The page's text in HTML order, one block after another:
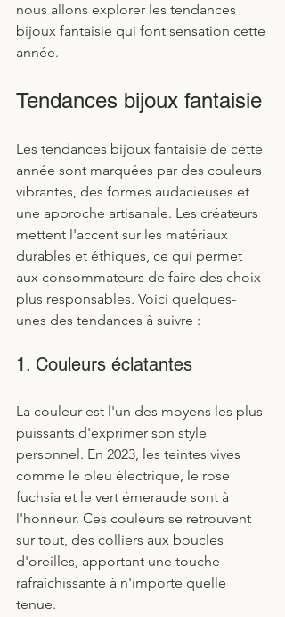
nous allons explorer les tendances
bijoux fantaisie qui font sensation cette
année.
Tendances bijoux fantaisie
Les tendances bijoux fantaisie de cette
année sont marquées par des couleurs
vibrantes, des formes audacieuses et
une approche artisanale. Les créateurs
mettent l'accent sur les matériaux
durables et éthiques, ce qui permet
aux consommateurs de faire des choix
plus responsables. Voici quelques-
unes des tendances à suivre :
1. Couleurs éclatantes
La couleur est l'un des moyens les plus
puissants d'exprimer son style
personnel. En 2023, les teintes vives
comme le bleu électrique, le rose
fuchsia et le vert émeraude sont à
l'honneur. Ces couleurs se retrouvent
sur tout, des colliers aux boucles
d'oreilles, apportant une touche
rafraîchissante à n'importe quelle
tenue.